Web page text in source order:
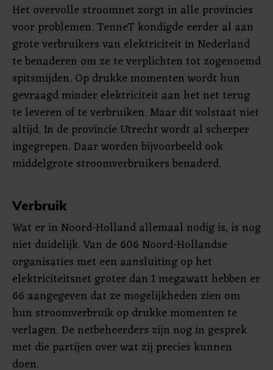
Het overvolle stroomnet zorgt in alle provincies
voor problemen. TenneT kondigde eerder al aan
grote verbruikers van elektriciteit in Nederland
te benaderen om ze te verplichten tot zogenoemd
spitsmijden. Op drukke momenten wordt hun
gevraagd minder elektriciteit aan het net terug
te leveren of te verbruiken. Maar dit volstaat niet
altijd. In de provincie Utrecht wordt al scherper
ingegrepen. Daar worden bijvoorbeeld ook
middelgrote stroomverbruikers benaderd.
Verbruik
Wat er in Noord-Holland allemaal nodig is, is nog
niet duidelijk. Van de 606 Noord-Hollandse
organisaties met een aansluiting op het
elektriciteitsnet groter dan 1 megawatt hebben er
66 aangegeven dat ze mogelijkheden zien om
hun stroomverbruik op drukke momenten te
verlagen. De netbeheerders zijn nog in gesprek
met die partijen over wat zij precies kunnen
doen.